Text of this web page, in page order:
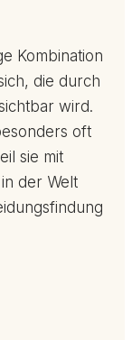
Kombination
die durch
wird.
oft
sie mit
der Welt